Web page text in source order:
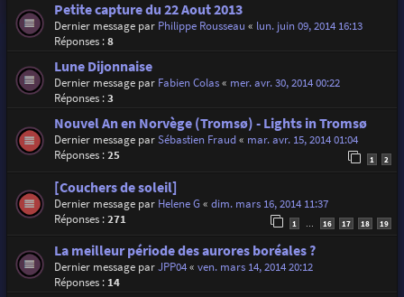
Petite capture du 22 Aout 2013
Dernier message par Philippe Rousseau « lun. juin 09, 2014 16:13
Réponses :8
Lune Dijonnaise
Dernier message par Fabien Colas« mer. avr. 30, 2014 00:22
Réponses :3
Nouvel An en Norvège (Tromsø) - Lights in Tromsø
Dernier message parSébastien Fraud« mar. avr. 15, 2014 01:04
Réponses :25 1 2
[Couchers de soleil]
Dernier message par Helene G« dim. mars 16, 2014 11:37
Réponses :271 1 16 17 18 19
La meilleur période des aurores boréales ?
Dernier message parJPP04« ven. mars 14, 2014 20:12
Réponses : 14